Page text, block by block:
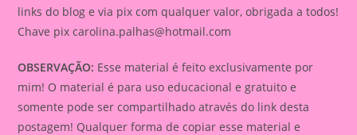
links do blog e via pix com qualquer valor, obrigada a todos!
Chave pixcarolina.palhas@hotmail.com
OBSERVAÇÃO: Esse material é feito exclusivamente por
mim! O material é para uso educacional e gratuito e
somente pode ser compartilhado através do link desta
postagem! Qualquer forma de copiar esse material e